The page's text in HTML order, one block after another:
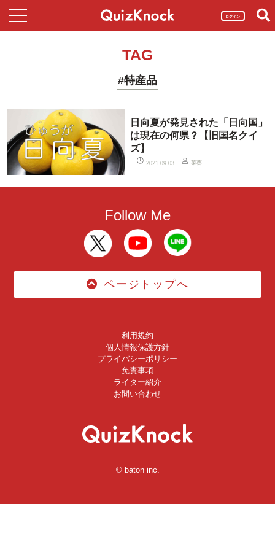
ログイン
TAG
#特産品
日向夏が発見された「日向国」
は現在の何県？【旧国名クイ
ズ】
2021.09.03 菜葵
Follow Me
ページトップへ
利用規約
個人情報保護方針
プライバシーポリシー
免責事項
ライター紹介
お問い合わせ
© baton inc.